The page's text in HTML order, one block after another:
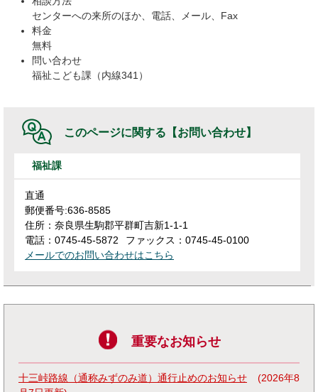
センターへの来所のほか、電話、メール、Fax
料金
無料
問い合わせ
福祉こども課（内線341）
このページに関する 【お問い合わせ】
福祉課
直通
郵便番号:636-8585
住所：奈良県生駒郡平群町吉新1-1-1
電話：0745-45-5872
ファックス：0745-45-0100
メールでのお問い合わせはこちら
重要なお知らせ
十三峠路線（通称みずのみ道）通行止めのお知らせ
2026年8